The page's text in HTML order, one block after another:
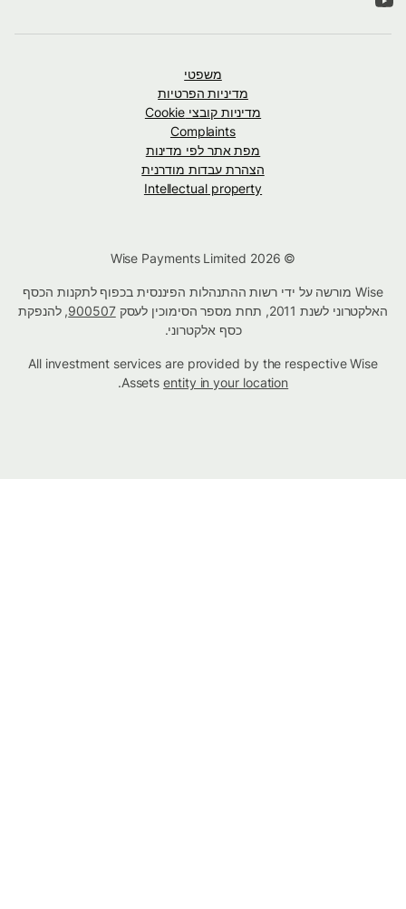
משפטי
מדיניות הפרטיות
מדיניות קובצי Cookie
Complaints
מפת אתר לפי מדינות
הצהרת עבדות מודרנית
Intellectual property
Wise מורשה על ידי רשות ההתנהלות הפיננסית בכפוף לתקנות הכסף
האלקטרוני לשנת 2011, תחת מספר הסימוכין לעסק
900507, להנפקת
כסף אלקטרוני.
All investment services are provided by the respective Wise
Assetsentity in your location
.